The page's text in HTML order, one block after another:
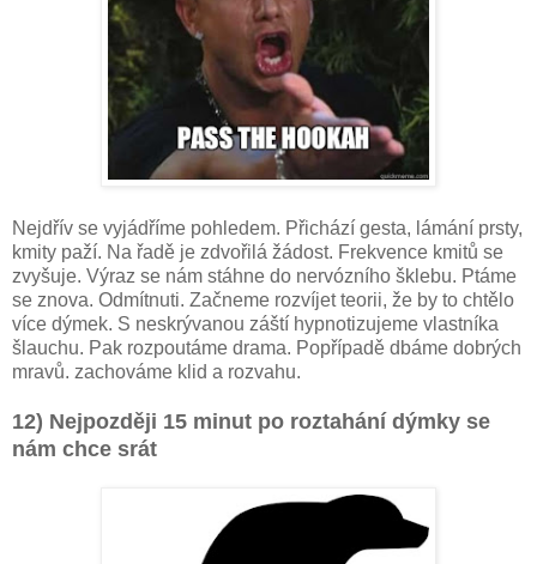
Nejdřív se vyjádříme pohledem. Přichází gesta, lámání prsty,
kmity paží. Na řadě je zdvořilá žádost. Frekvence kmitů se
zvyšuje. Výraz se nám stáhne do nervózního šklebu. Ptáme
se znova. Odmítnuti. Začneme rozvíjet teorii, že by to chtělo
více dýmek. S neskrývanou záští hypnotizujeme vlastníka
šlauchu. Pak rozpoutáme drama. Popřípadě dbáme dobrých
mravů. zachováme klid a rozvahu.
12) Nejpozději 15 minut po roztahání dýmky se
nám chce srát